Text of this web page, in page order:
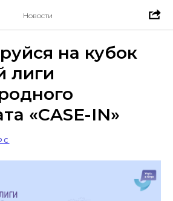
Новости
на кубок
лиги
«CASE-IN»